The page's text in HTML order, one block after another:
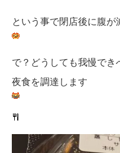
という事で閉店後に腹
で？どうしても我慢で
夜食を調達します